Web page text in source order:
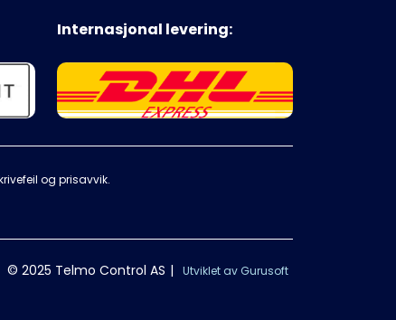
Internasjonal levering:
og prisavvik.
© 2025 Telmo Control AS | Utviklet av Gurusoft